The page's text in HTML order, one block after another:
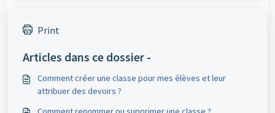
Print
Articles dans ce dossier -
Comment créer une classe pour mes élèves et leur
attribuer des devoirs ?